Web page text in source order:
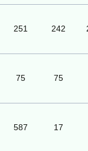
251 242
75 75
587 17